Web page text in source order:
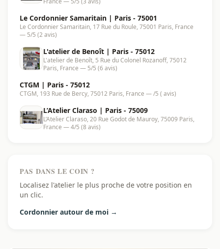
Le Cordonnier Samaritain | Paris - 75001
Le Cordonnier Samaritain, 17 Rue du Roule, 75001 Paris, France
— 5/5 (2 avis)
L'atelier de Benoît | Paris - 75012
L'atelier de Benoît, 5 Rue du Colonel Rozanoff, 75012
Paris, France — 5/5 (6 avis)
CTGM | Paris - 75012
CTGM, 193 Rue de Bercy, 75012 Paris, France — /5 ( avis)
L’Atelier Claraso | Paris - 75009
L’Atelier Claraso, 20 Rue Godot de Mauroy, 75009 Paris,
France — 4/5 (8 avis)
PAS DANS LE COIN ?
Localisez l'atelier le plus proche de votre position en
un clic.
Cordonnier autour de moi →